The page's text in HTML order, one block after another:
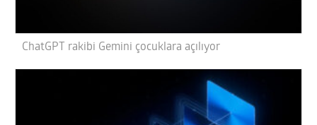
ChatGPT rakibi Gemini çocuklara açılıyor